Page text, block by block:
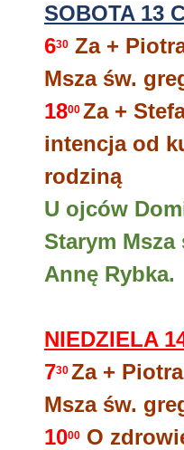
SOBOTA 13
630 Za +
Msza św.
1800 Za +
intencja od
rodziną
U ojców
Starym Msza
Annę Rybka.
NIEDZIELA
730 Za +
Msza św.
1000 O